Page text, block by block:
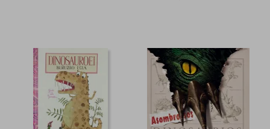
45%
dcto.
45%
dcto.